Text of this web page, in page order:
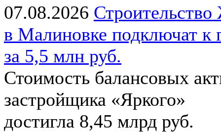
07.08.2026
в Малиновке подключат к
за 5,5 млн руб.
Стоимость балансовых
застройщика «Яркого»
достигла 8,45 млрд руб.